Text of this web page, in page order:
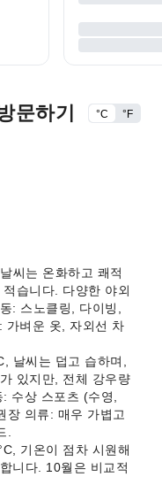
문하기
°C °F
씨는 온화하고 쾌적
습니다. 다양한 야외
: 스노클링, 다이빙,
가벼운 옷, 자외선 차
날씨는 덥고 습하며,
있지만, 전체 강우량
수상 스포츠 (수영,
장 의류: 매우 가볍고
기온이 점차 시원해
니다. 10월은 비교적